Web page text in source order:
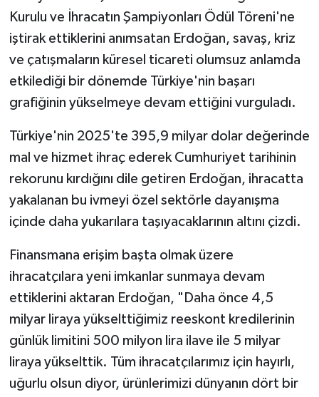
Kurulu ve İhracatın Şampiyonları Ödül Töreni'ne
iştirak ettiklerini anımsatan Erdoğan, savaş, kriz
ve çatışmaların küresel ticareti olumsuz anlamda
etkilediği bir dönemde Türkiye'nin başarı
grafiğinin yükselmeye devam ettiğini vurguladı.
Türkiye'nin 2025'te 395,9 milyar dolar değerinde
mal ve hizmet ihraç ederek Cumhuriyet tarihinin
rekorunu kırdığını dile getiren Erdoğan, ihracatta
yakalanan bu ivmeyi özel sektörle dayanışma
içinde daha yukarılara taşıyacaklarının altını çizdi.
Finansmana erişim başta olmak üzere
ihracatçılara yeni imkanlar sunmaya devam
ettiklerini aktaran Erdoğan, "Daha önce 4,5
milyar liraya yükselttiğimiz reeskont kredilerinin
günlük limitini 500 milyon lira ilave ile 5 milyar
liraya yükselttik. Tüm ihracatçılarımız için hayırlı,
uğurlu olsun diyor, ürünlerimizi dünyanın dört bir